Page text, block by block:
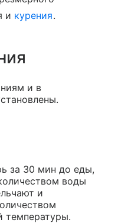
и курения.
и в
за 30 мин до еды,
воды
и
температуры.